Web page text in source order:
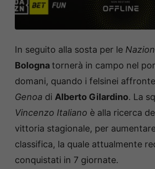
In seguito alla sosta per le
Bolognatornerà in campo nel
domani, quando i felsinei
Genoa di Alberto Gilardino. La
Vincenzo Italiano è alla ricerca
vittoria stagionale, per
classifica, la quale attualmente
conquistati in 7 giornate.